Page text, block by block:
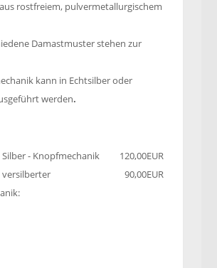
rostfreiem, pulvermetallurgischem
Damastmuster stehen zur
kann in Echtsilber oder
werden.
- Knopfmechanik
120,00EUR
90,00EUR